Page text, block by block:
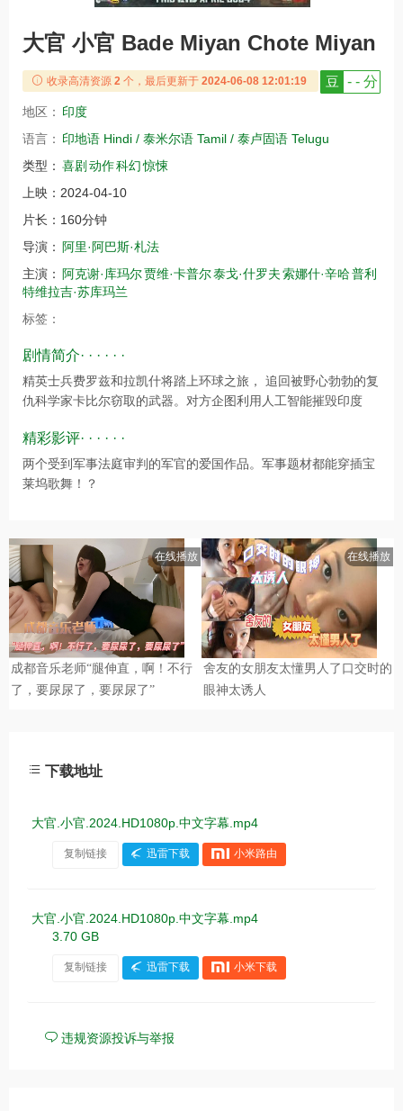
大官 小官 Bade Miyan Chote Miyan
豆 - - 分
收录高清资源 2 个，最后更新于 2024-06-08 12:01:19
地区： 印度
语言： 印地语 Hindi / 泰米尔语 Tamil / 泰卢固语 Telugu
类型： 喜剧 动作科幻惊悚
上映： 2024-04-10
片长： 160分钟
导演：
阿里·阿巴斯·札法
主演：
阿克谢·库玛尔贾维·卡普尔泰戈·什罗夫索娜什·辛哈普利
特维拉吉·苏库玛兰
标签：
剧情简介· · · · · ·
精英士兵费罗兹和拉凯什将踏上环球之旅， 追回被野心勃勃的复
仇科学家卡比尔窃取的武器。对方企图利用人工智能摧毁印度
精彩影评· · · · · ·
两个受到军事法庭审判的军官的爱国作品。军事题材都能穿插宝
莱坞歌舞！？
下载地址
大官.小官.2024.HD1080p.中文字幕.mp4
复制链接 迅雷下载 小米路由
大官.小官.2024.HD1080p.中文字幕.mp4
3.70 GB
复制链接 迅雷下载 小米下载
违规资源投诉与举报